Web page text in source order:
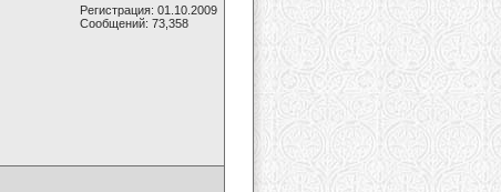
Регистрация: 01.10.2009
Сообщений: 73,358